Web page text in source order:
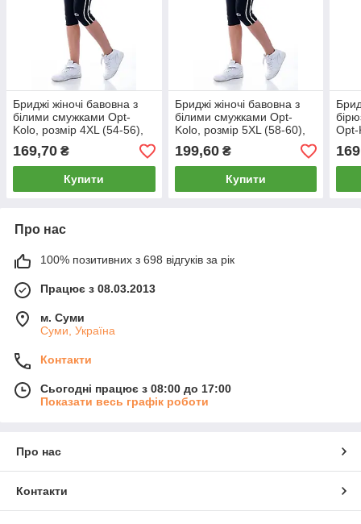
Бриджі жіночі бавовна з
білими смужками Opt-
Kolo, розмір 4XL (54-56),
чорні, 010103
169,70 ₴
Купити
Бриджі жіночі бавовна з
білими смужками Opt-
Kolo, розмір 5XL (58-60),
чорні, 010104
199,60₴
Купити
Opt-
56),
Про нас
100% позитивних з 698 відгуків за рік
Працює з 08.03.2013
м. Суми
Суми, Україна
Контакти
Сьогодні працює з 08:00 до 17:00
Показати весь графік роботи
Про нас
Контакти